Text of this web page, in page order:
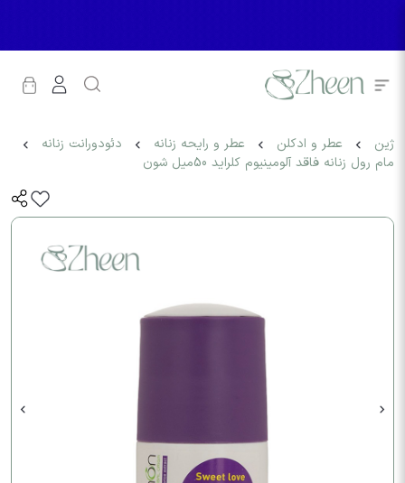
ژین عطر و ادکلن عطر و رایحه زنانه
دئودورانت زنانه
مام رول زنانه فاقد آلومینیوم کلراید 50میل شون